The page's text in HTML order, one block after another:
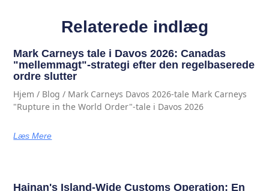
Relaterede indlæg
Mark Carneys tale i Davos 2026: Canadas
"mellemmagt"-strategi efter den regelbaserede
ordre slutter
Hjem / Blog / Mark Carneys Davos 2026-tale Mark Carneys
"Rupture in the World Order"-tale i Davos 2026
Læs Mere
Hainan's Island-Wide Customs Operation: En